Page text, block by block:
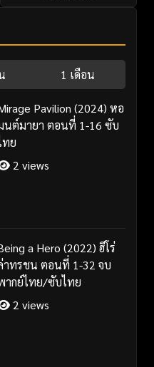
1 เดือน
Pavilion (2024) หอ
นต์มายา ตอนที่ 1-16 ซับ
ทย
2 views
a Hero (2022) ฮีโร่
าทรชน ตอนที่ 1-32 จบ
ากย์ไทย/ซับไทย
2 views